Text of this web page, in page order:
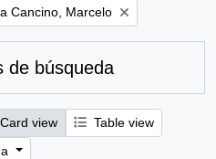
filter:
Cancino, Marcelo
de búsqueda
Card view
Table view